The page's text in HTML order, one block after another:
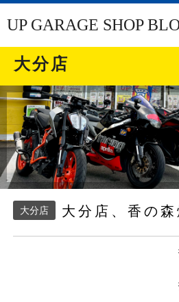
UP GARAGE SHOP
大分店
大分店 大分店、香の森